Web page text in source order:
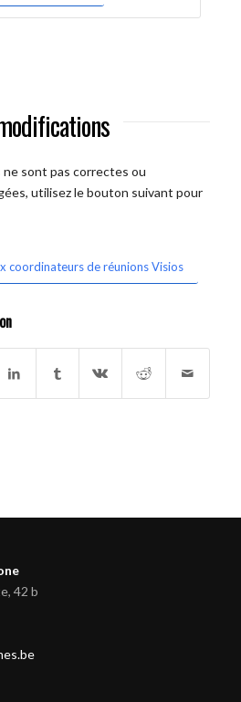
sont pas correctes ou
utilisez le bouton suivant pour
coordinateurs de réunions Visios
42 b